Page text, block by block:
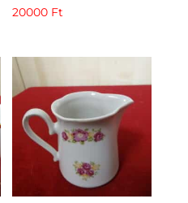
20000 Ft